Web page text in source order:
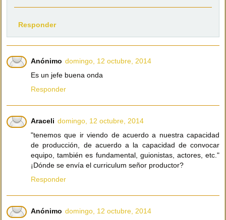
Responder
Anónimo domingo, 12 octubre, 2014
Es un jefe buena onda
Responder
Araceli domingo, 12 octubre, 2014
"tenemos que ir viendo de acuerdo a nuestra capacidad
de producción, de acuerdo a la capacidad de convocar
equipo, también es fundamental, guionistas, actores, etc."
¡Dónde se envía el curriculum señor productor?
Responder
Anónimo domingo, 12 octubre, 2014